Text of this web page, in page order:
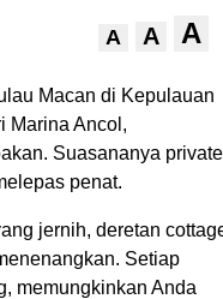
A A A
Macan di Kepulauan
Marina Ancol,
Suasananya
penat.
jernih, deretan
Setiap
memungkinkan Anda